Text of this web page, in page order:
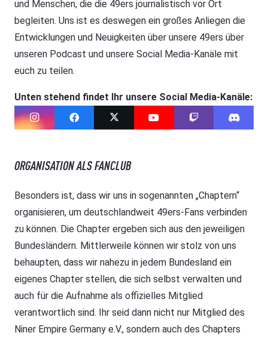
und Menschen, die die 49ers journalistisch vor Ort
begleiten. Uns ist es deswegen ein großes Anliegen die
Entwicklungen und Neuigkeiten über unsere 49ers über
unseren Podcast und unsere Social Media-Kanäle mit
euch zu teilen.
Unten stehend findet Ihr unsere Social Media-Kanäle:
ORGANISATION ALS FANCLUB
Besonders ist, dass wir uns in sogenannten „Chaptern“
organisieren, um deutschlandweit 49ers-Fans verbinden
zu können. Die Chapter ergeben sich aus den jeweiligen
Bundesländern. Mittlerweile können wir stolz von uns
behaupten, dass wir nahezu in jedem Bundesland ein
eigenes Chapter stellen, die sich selbst verwalten und
auch für die Aufnahme als offizielles Mitglied
verantwortlich sind. Ihr seid dann nicht nur Mitglied des
Niner Empire Germany e.V., sondern auch des Chapters